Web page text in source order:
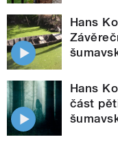
Hans
Hans
část